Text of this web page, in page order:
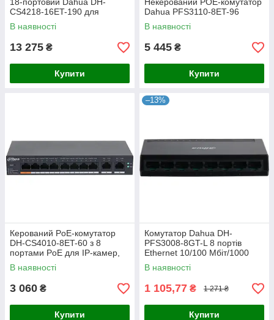
CS4218-16ET-190 для
мережевого обладнання з 16
портами PoE для Wi-Fi точок
В наявності
13 275 ₴
Купити
Dahua PFS3110-8ET-96
В наявності
5 445 ₴
Купити
Керований PoE-комутатор
DH-CS4010-8ET-60 з 8
портами PoE для IP-камер,
телефонов та точок доступу,
підтримка IEEE 802.3af/at,
В наявності
3 060 ₴
Купити
–13%
Комутатор Dahua DH-
PFS3008-8GT-L 8 портів
Ethernet 10/100 Мбіт/1000
Мбіт/сек, BOX Q20
В наявності
1 105,77 ₴ 1 271 ₴
Купити